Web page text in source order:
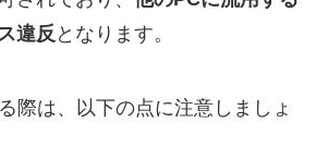
違反 となります。
際は、以下の点に注意しましょ